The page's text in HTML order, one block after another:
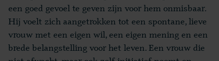
een goed gevoel te geven zijn voor hem onmisbaar.
Hij voelt zich aangetrokken tot een spontane, lieve
vrouw met een eigen wil, een eigen mening en een
brede belangstelling voor het leven. Een vrouw die